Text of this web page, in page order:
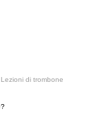
Lezioni di trombone